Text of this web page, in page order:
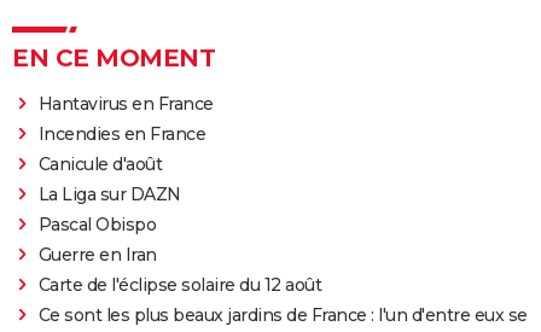
EN CE MOMENT
Hantavirus en France
Incendies en France
Canicule d'août
La Liga sur DAZN
Pascal Obispo
Guerre en Iran
Carte de l'éclipse solaire du 12 août
Ce sont les plus beaux jardins de France : l'un d'entre eux se